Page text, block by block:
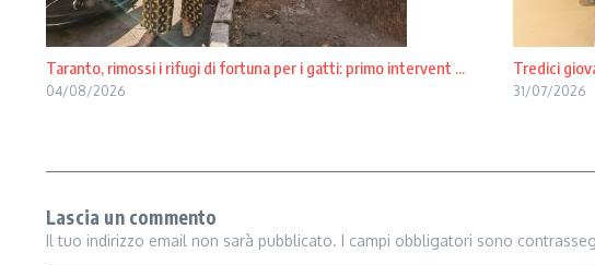
Taranto, rimossi i rifugi di fortuna per i gatti: primo intervent ...
04/08/2026
Tredici
31/07/2026
Lascia un commento
Il tuo indirizzo email non sarà pubblicato. I campi obbligatori sono